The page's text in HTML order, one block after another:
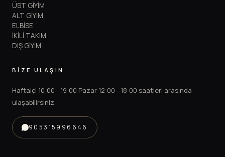
ÜST GİYİM
ALT GİYİM
ELBİSE
İKİLİ TAKIM
DIŞ GİYİM
BİZE ULAŞIN
Haftaiçi 10:00 - 19:00 Pazar 12:00 - 18:00 saatleri arasında
ulaşabilirsiniz.
905315996646